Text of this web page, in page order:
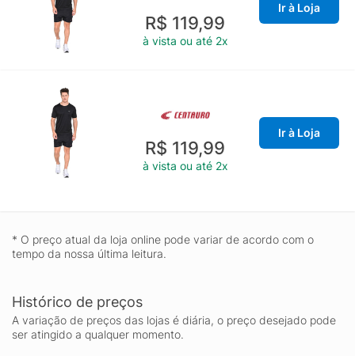
R$ 119,99
à vista ou até 2x
Ir à Loja
R$ 119,99
à vista ou até 2x
Ir à Loja
* O preço atual da loja online pode variar de acordo com o
tempo da nossa última leitura.
Histórico de preços
A variação de preços das lojas é diária, o preço desejado pode
ser atingido a qualquer momento.